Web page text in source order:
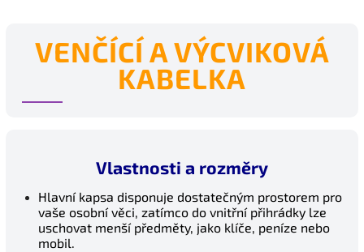
VENČÍCÍ A VÝCVIKOVÁ
KABELKA
Vlastnosti a rozměry
Hlavní kapsa disponuje dostatečným prostorem pro
vaše osobní věci, zatímco do vnitřní přihrádky lze
uschovat menší předměty, jako klíče, peníze nebo
mobil.
Letní nabídka
Zadejte kód:
LETO5